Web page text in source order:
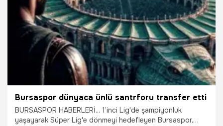
28.07.2026 Bursa
Bursaspor dünyaca ünlü santrforu transfer etti
BURSASPOR HABERLERİ... 1’inci Lig'de şampiyonluk
yaşayarak Süper Lig'e dönmeyi hedefleyen Bursaspor,